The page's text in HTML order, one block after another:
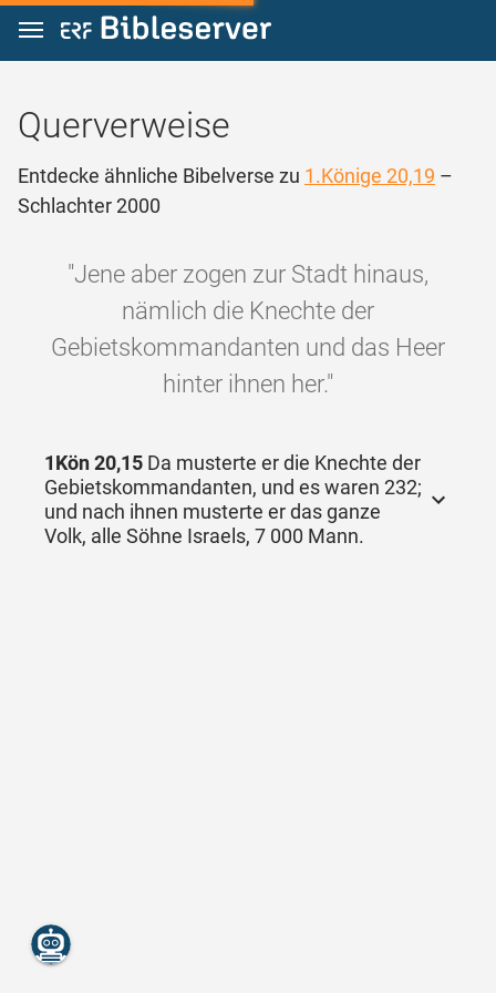
Zum Inhalt springen
Querverweise
Entdecke ähnliche Bibelverse zu 1.Könige 20,19 –
Schlachter 2000
"Jene aber zogen zur Stadt hinaus,
nämlich die Knechte der
Gebietskommandanten und das Heer
hinter ihnen her."
1Kön 20,15 Da musterte er die Knechte der
Gebietskommandanten, und es waren 232;
und nach ihnen musterte er das ganze
Volk, alle Söhne Israels, 7 000 Mann.